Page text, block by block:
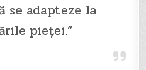
se adapteze la
pieței.”